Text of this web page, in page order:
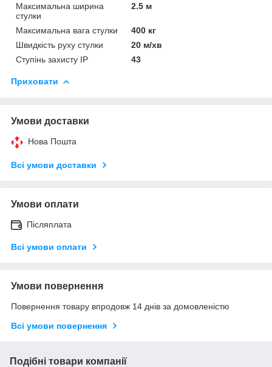
Максимальна ширина
стулки
2.5 м
Максимальна вага стулки
400 кг
Швидкість руху стулки
20 м/хв
Ступінь захисту IP
43
Приховати
Умови доставки
Нова Пошта
Всі умови доставки
Умови оплати
Післяплата
Всі умови оплати
Умови повернення
Повернення товару впродовж 14 днів за домовленістю
Всі умови повернення
Подібні товари компанії